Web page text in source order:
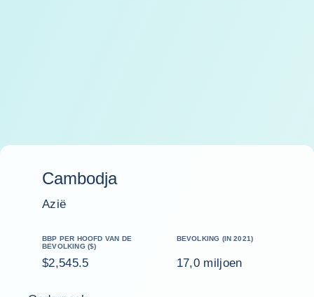
Cambodja
Azië
BBP PER HOOFD VAN DE
BEVOLKING ($)
$2,545.5
BEVOLKING (IN 2021)
17,0 miljoen